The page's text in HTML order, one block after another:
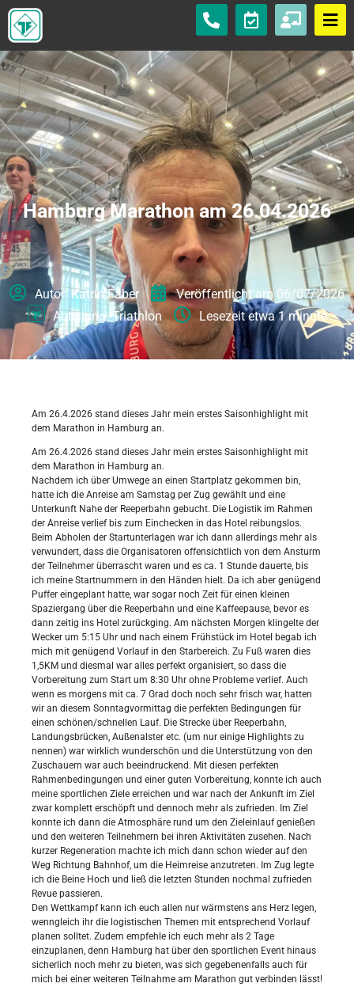
Hamburg Marathon am 26.04.2026
Autor: Katrin Faber Veröffentlicht am06/07/2026
Abteilung: Triathlon Lesezeit etwa1 minute
Am 26.4.2026 stand dieses Jahr mein erstes Saisonhighlight mit
dem Marathon in Hamburg an.
Am 26.4.2026 stand dieses Jahr mein erstes Saisonhighlight mit
dem Marathon in Hamburg an.
Nachdem ich über Umwege an einen Startplatz gekommen bin,
hatte ich die Anreise am Samstag per Zug gewählt und eine
Unterkunft Nahe der Reeperbahn gebucht. Die Logistik im Rahmen
der Anreise verlief bis zum Einchecken in das Hotel reibungslos.
Beim Abholen der Startunterlagen war ich dann allerdings mehr als
verwundert, dass die Organisatoren offensichtlich von dem Ansturm
der Teilnehmer überrascht waren und es ca. 1 Stunde dauerte, bis
ich meine Startnummern in den Händen hielt. Da ich aber genügend
Puffer eingeplant hatte, war sogar noch Zeit für einen kleinen
Spaziergang über die Reeperbahn und eine Kaffeepause, bevor es
dann zeitig ins Hotel zurückging. Am nächsten Morgen klingelte der
Wecker um 5:15 Uhr und nach einem Frühstück im Hotel begab ich
mich mit genügend Vorlauf in den Starbereich. Zu Fuß waren dies
1,5KM und diesmal war alles perfekt organisiert, so dass die
Vorbereitung zum Start um 8:30 Uhr ohne Probleme verlief. Auch
wenn es morgens mit ca. 7 Grad doch noch sehr frisch war, hatten
wir an diesem Sonntagvormittag die perfekten Bedingungen für
einen schönen/schnellen Lauf. Die Strecke über Reeperbahn,
Landungsbrücken, Außenalster etc. (um nur einige Highlights zu
nennen) war wirklich wunderschön und die Unterstützung von den
Zuschauern war auch beeindruckend. Mit diesen perfekten
Rahmenbedingungen und einer guten Vorbereitung, konnte ich auch
meine sportlichen Ziele erreichen und war nach der Ankunft im Ziel
zwar komplett erschöpft und dennoch mehr als zufrieden. Im Ziel
konnte ich dann die Atmosphäre rund um den Zieleinlauf genießen
und den weiteren Teilnehmern bei ihren Aktivitäten zusehen. Nach
kurzer Regeneration machte ich mich dann schon wieder auf den
Weg Richtung Bahnhof, um die Heimreise anzutreten. Im Zug legte
ich die Beine Hoch und ließ die letzten Stunden nochmal zufrieden
Revue passieren.
Den Wettkampf kann ich euch allen nur wärmstens ans Herz legen,
wenngleich ihr die logistischen Themen mit entsprechend Vorlauf
planen solltet. Zudem empfehle ich euch mehr als 2 Tage
einzuplanen, denn Hamburg hat über den sportlichen Event hinaus
sicherlich noch mehr zu bieten, was sich gegebenenfalls auch für
mich bei einer weiteren Teilnahme am Marathon gut verbinden lässt!